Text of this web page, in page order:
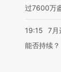
过7600万
19:15
7月
能否持续？